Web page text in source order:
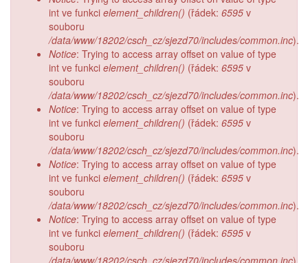
int ve funkci element_children() (řádek: 6595 v
souboru
/data/www/18202/csch_cz/sjezd70/includes/common.inc).
Notice: Trying to access array offset on value of type
int ve funkci element_children() (řádek: 6595 v
souboru
/data/www/18202/csch_cz/sjezd70/includes/common.inc).
Notice: Trying to access array offset on value of type
int ve funkci element_children() (řádek: 6595 v
souboru
/data/www/18202/csch_cz/sjezd70/includes/common.inc).
Notice: Trying to access array offset on value of type
int ve funkci element_children() (řádek: 6595 v
souboru
/data/www/18202/csch_cz/sjezd70/includes/common.inc).
Notice: Trying to access array offset on value of type
int ve funkci element_children() (řádek: 6595 v
souboru
/data/www/18202/csch_cz/sjezd70/includes/common.inc).